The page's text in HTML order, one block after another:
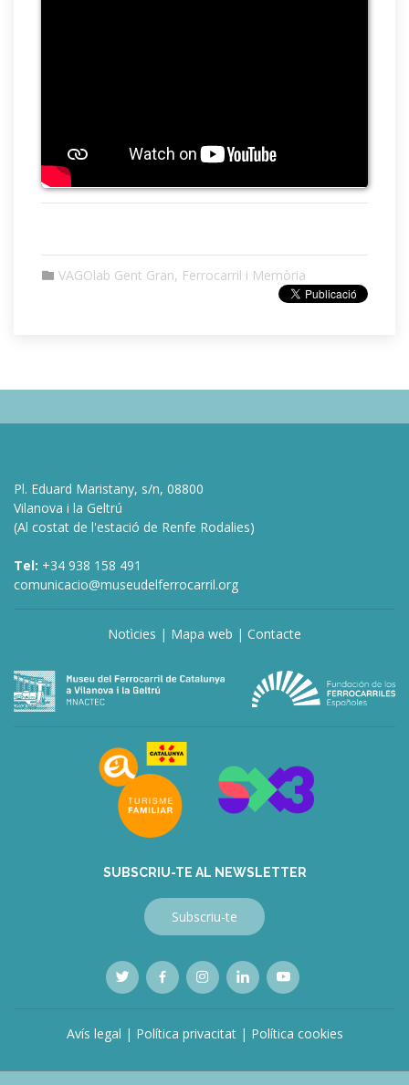
VAGOlab Gent Gran, Ferrocarril i Memòria
Pl. Eduard Maristany, s/n, 08800
Vilanova i la Geltrú
(Al costat de l'estació de Renfe Rodalies)
Tel: +34 938 158 491
comunicacio@museudelferrocarril.org
Notìcies | Mapa web | Contacte
deneme
bonusu
SUBSCRIU-TE AL NEWSLETTER
Subscriu-te
Avís legal | Política privacitat| Política cookies